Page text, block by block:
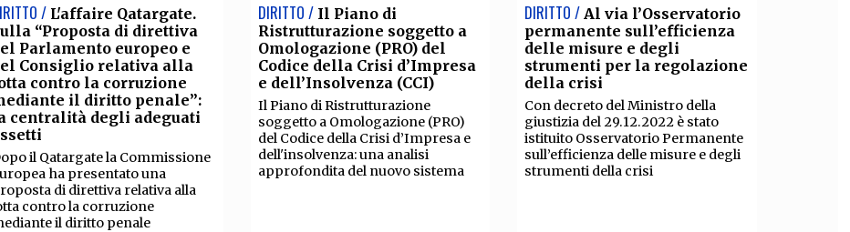
/ L'affaire Qatargate.
“Proposta di direttiva
Parlamento europeo e
Consiglio relativa alla
contro la corruzione
il diritto penale”:
centralità degli adeguati
il Qatargate la Commissione
ha presentato una
di direttiva relativa alla
contro la corruzione
il diritto penale
DIRITTO / Il Piano di
Ristrutturazione soggetto a
Omologazione (PRO) del
Codice della Crisi d’Impresa
e dell’Insolvenza (CCI)
Il Piano di Ristrutturazione
soggetto a Omologazione (PRO)
del Codice della Crisi d’Impresa e
dell'insolvenza: una analisi
approfondita del nuovo sistema
DIRITTO / Al via l’Osservatorio
permanente sull’efficienza
delle misure e degli
strumenti per la regolazione
della crisi
Con decreto del Ministro della
giustizia del 29.12.2022 è stato
istituito Osservatorio Permanente
sull’efficienza delle misure e degli
strumenti della crisi